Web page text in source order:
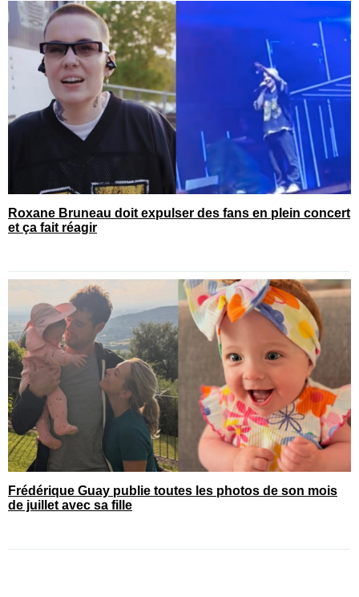
Roxane Bruneau doit expulser des fans en plein concert
et ça fait réagir
Frédérique Guay publie toutes les photos de son mois
de juillet avec sa fille